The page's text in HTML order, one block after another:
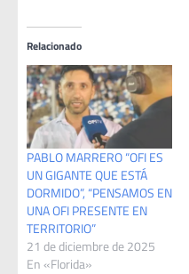
Relacionado
PABLO MARRERO “OFI ES
UN GIGANTE QUE ESTÁ
DORMIDO”, “PENSAMOS EN
UNA OFI PRESENTE EN
TERRITORIO”
21 de diciembre de 2025
En «Florida»